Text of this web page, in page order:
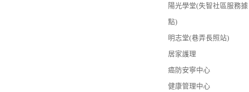
陽光學堂(失智社區服務據
點)
明志堂(巷弄長照站)
居家護理
癌防安寧中心
健康管理中心